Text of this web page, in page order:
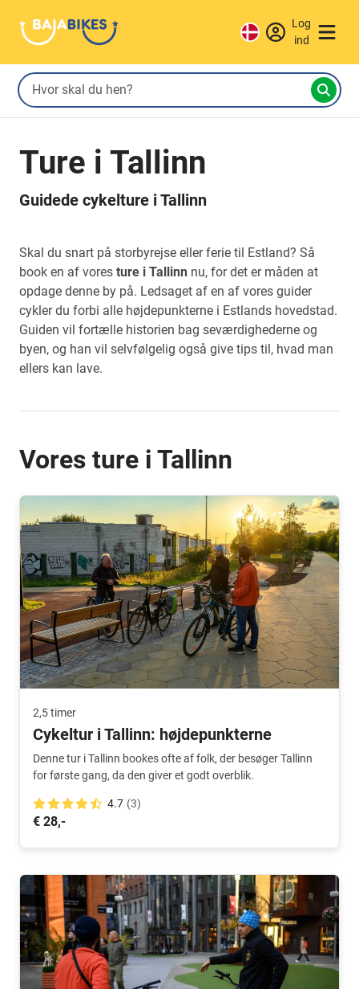
Log
ind
Ture i Tallinn
Guidede cykelture i Tallinn
Skal du snart på storbyrejse eller ferie til Estland? Så
book en af vores ture i Tallinn nu, for det er måden at
opdage denne by på. Ledsaget af en af vores guider
cykler du forbi alle højdepunkterne i Estlands hovedstad.
Guiden vil fortælle historien bag seværdighederne og
byen, og han vil selvfølgelig også give tips til, hvad man
ellers kan lave.
Vores ture i Tallinn
2,5 timer
Cykeltur i Tallinn: højdepunkterne
Denne tur i Tallinn bookes ofte af folk, der besøger Tallinn
for første gang, da den giver et godt overblik.
4.7 (3)
€ 28,-